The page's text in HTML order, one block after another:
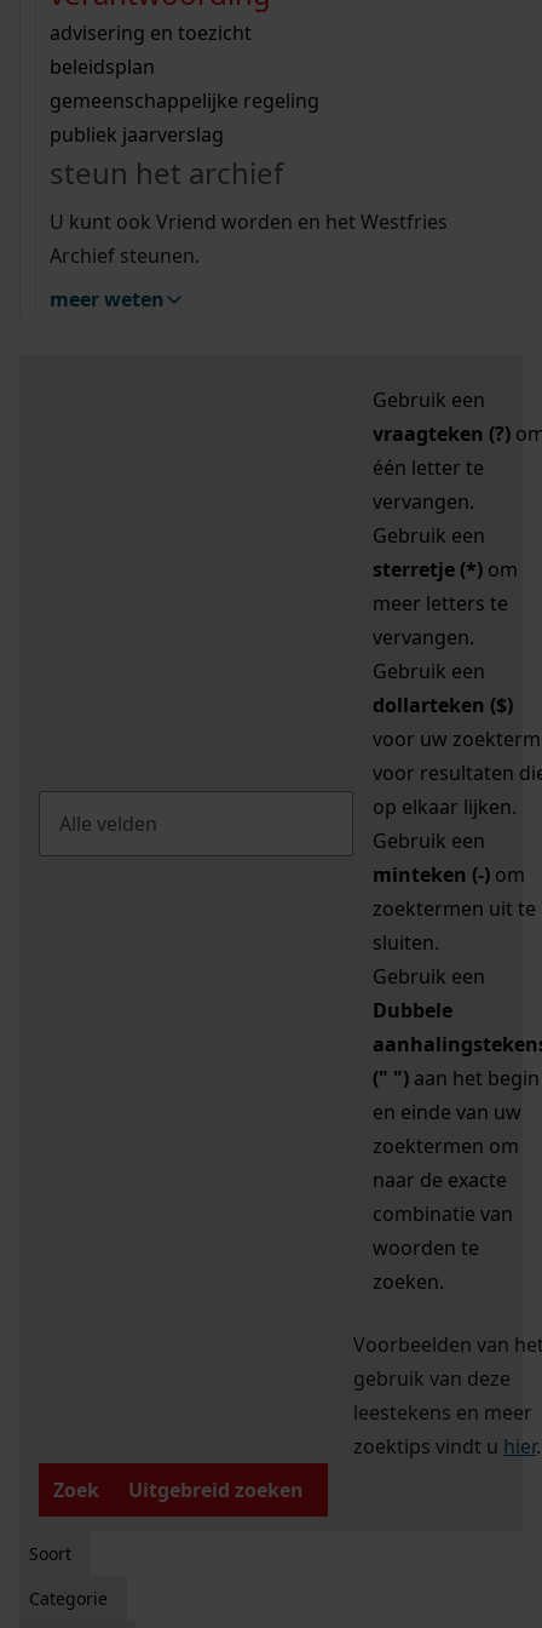
bouwvergunningen
omgevingsvergunningen
vergunningen
beeld en geluid
uitleg nodig?
Wij helpen u op weg met een aantal zoektips.
bekijk alle zoektips
Wij helpen u op weg met een aantal zoektips.
bekijk alle zoektips
bekijk ons geschiedenislokaal
advisering en toezicht
beleidsplan
gemeenschappelijke regeling
publiek jaarverslag
steun het archief
U kunt ook Vriend worden en het Westfries
Archief steunen.
meer weten
zoektips
Mijn Studiezaal (inloggen)
uw zoekopdracht te
Gebruik een
vraagteken (?)
één letter te
vervangen.
Gebruik een
sterretje (*) om
meer letters te
vervangen.
Gebruik een
dollarteken ($)
voor uw zoekterm
voor resultaten
op elkaar lijken.
Gebruik een
minteken (-) om
zoektermen uit te
sluiten.
Gebruik een
Dubbele
(" ") aan het begin
en einde van uw
zoektermen om
naar de exacte
combinatie van
woorden te
zoeken.
Voorbeelden van
gebruik van deze
leestekens en meer
zoektips vindt u hier.
Zoek
Uitgebreid zoeken
Soort
Categorie